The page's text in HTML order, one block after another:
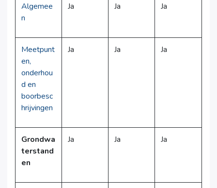
Algemee
n
Ja Ja Ja
Meetpunt
en,
onderhou
d en
boorbesc
hrijvingen
Ja Ja Ja
Grondwa
terstand
en
Ja Ja Ja